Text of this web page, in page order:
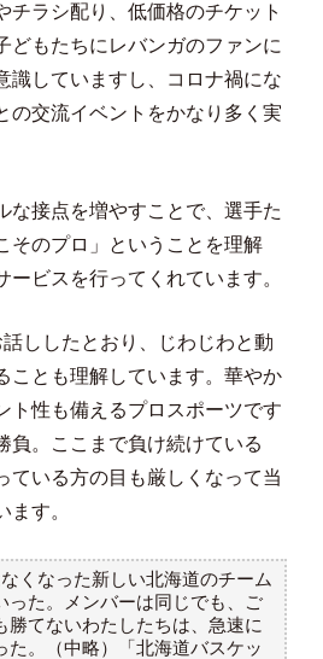
ラシ配り、低価格のチケット
どもたちにレバンガのファンに
識していますし、コロナ禍にな
の交流イベントをかなり多く実
接点を増やすことで、選手た
そのプロ」ということを理解
ービスを行ってくれています。
話ししたとおり、じわじわと動
ことも理解しています。華やか
ト性も備えるプロスポーツです
負。ここまで負け続けている
ている方の目も厳しくなって当
ます。
くなった新しい北海道のチーム
った。メンバーは同じでも、ご
勝てないわたしたちは、急速に
た。（中略）「北海道バスケッ